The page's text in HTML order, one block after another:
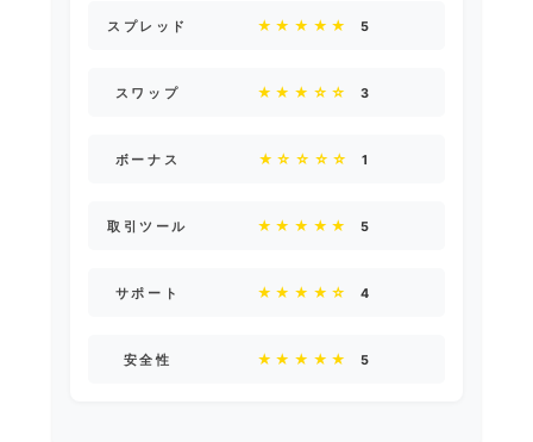
スプレッド ★★★★★ 5
スワップ ★★★☆☆ 3
ボーナス ★☆☆☆☆ 1
取引ツール ★★★★★ 5
サポート ★★★★☆ 4
安全性 ★★★★★ 5